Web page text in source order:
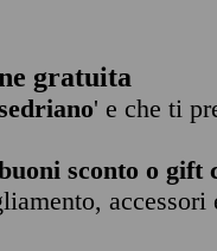
gratuita
' e che ti
sconto o gift
accessori